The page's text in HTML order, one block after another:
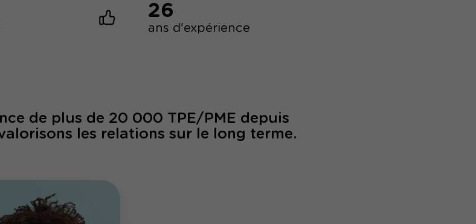
26
ans d'expérience
de plus de 20 000 TPE/PME depuis
les relations sur le long terme.